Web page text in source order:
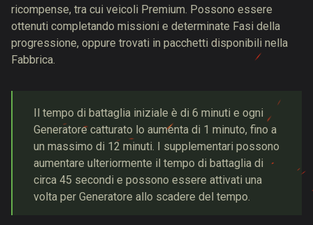
ricompense, tra cui veicoli Premium. Possono essere
ottenuti completando missioni e determinate Fasi della
progressione, oppure trovati in pacchetti disponibili nella
Fabbrica.
Il tempo di battaglia iniziale è di 6 minuti e ogni
Generatore catturato lo aumenta di 1 minuto, fino a
un massimo di 12 minuti. I supplementari possono
aumentare ulteriormente il tempo di battaglia di
circa 45 secondi e possono essere attivati una
volta per Generatore allo scadere del tempo.